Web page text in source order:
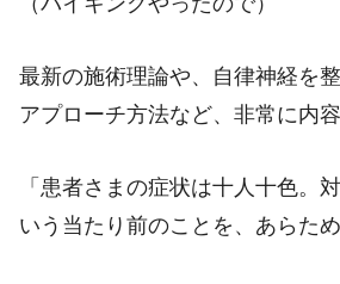
最新の施術理論や、自律神経を
アプローチ方法など、非常に内容
「患者さまの症状は十人十色。
いう当たり前のことを、あらた